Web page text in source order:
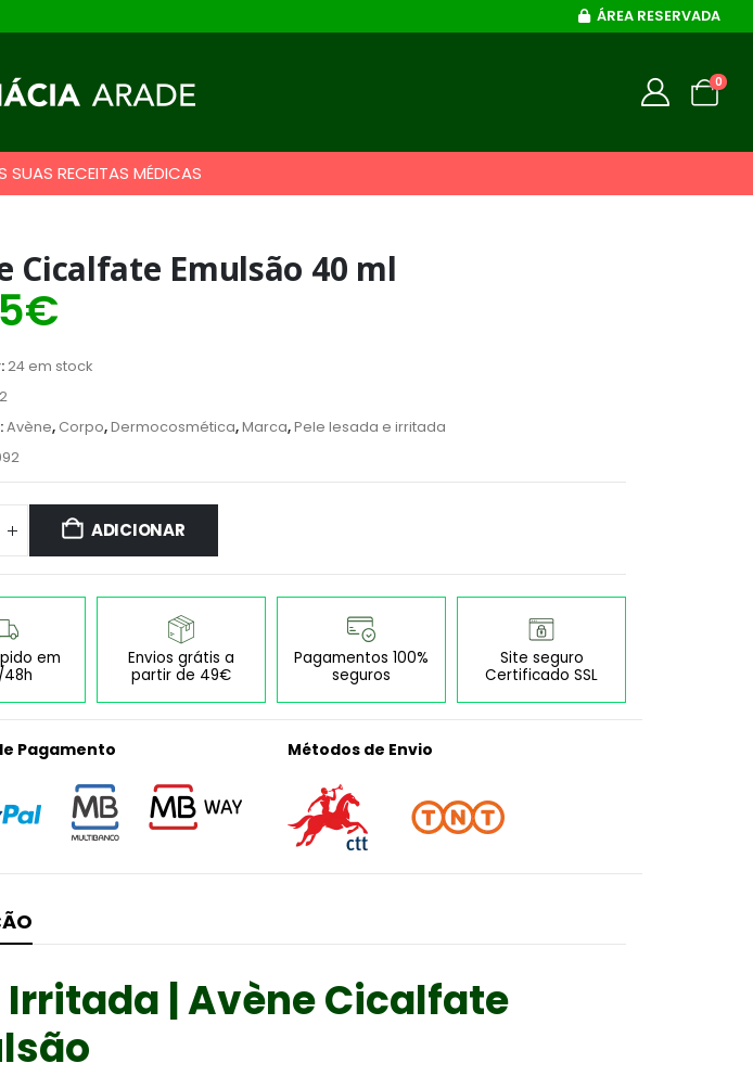
ÁREA RESERVADA
0
SUAS RECEITAS MÉDICAS
Cicalfate Emulsão 40 ml
€
24 em stock
Avène, Corpo,Dermocosmética,Marca,Pele lesada e irritada
ADICIONAR
em
Envios grátis a
partir de 49€
Pagamentos 100%
seguros
Site seguro
Certificado SSL
Pagamento Métodos de Envio
Irritada | Avène Cicalfate